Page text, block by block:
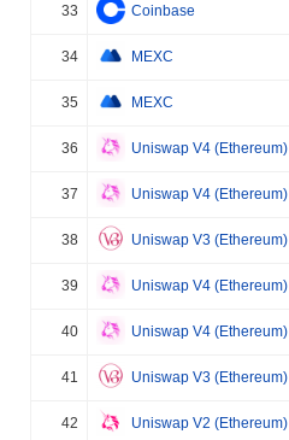
33 Coinbase
34 MEXC
35 MEXC
36 Uniswap V4 (Ethereum)
37 Uniswap V4 (Ethereum)
38 Uniswap V3 (Ethereum)
39 Uniswap V4 (Ethereum)
40 Uniswap V4 (Ethereum)
41 Uniswap V3 (Ethereum)
42 Uniswap V2 (Ethereum)